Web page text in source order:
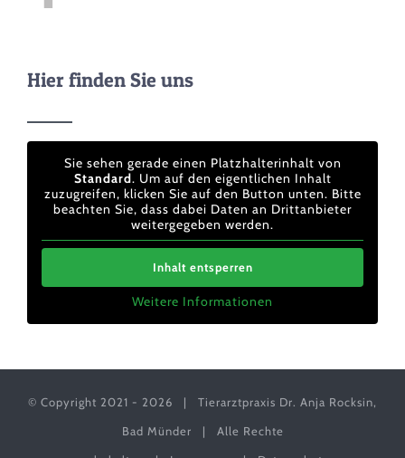
Hier finden Sie uns
Sie sehen gerade einen Platzhalterinhalt von
Standard. Um auf den eigentlichen Inhalt
zuzugreifen, klicken Sie auf den Button unten. Bitte
beachten Sie, dass dabei Daten an Drittanbieter
weitergegeben werden.
Inhalt entsperren
Weitere Informationen
© Copyright 2021 - 2026 | Tierarztpraxis Dr. Anja Rocksin,
Bad Münder | Alle Rechte